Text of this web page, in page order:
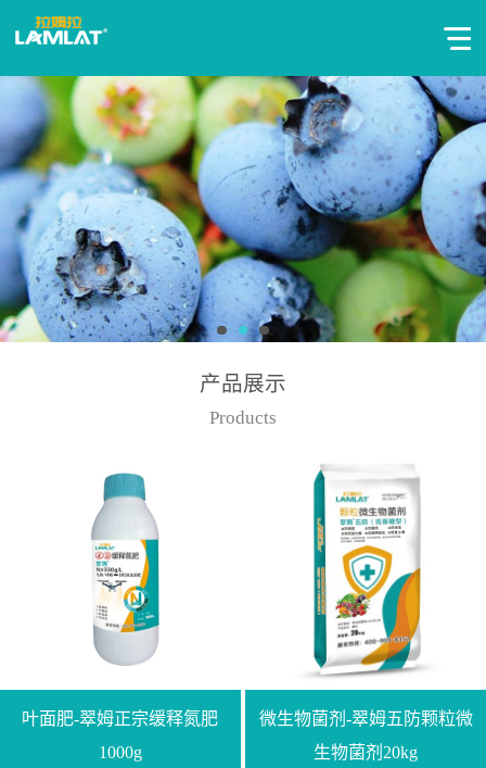
产品展示
Products
叶面肥-翠姆正宗缓释氮肥
1000g
微生物菌剂-翠姆五防颗粒微
生物菌剂20kg